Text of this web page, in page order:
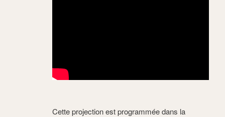
Cette projection est programmée dans la